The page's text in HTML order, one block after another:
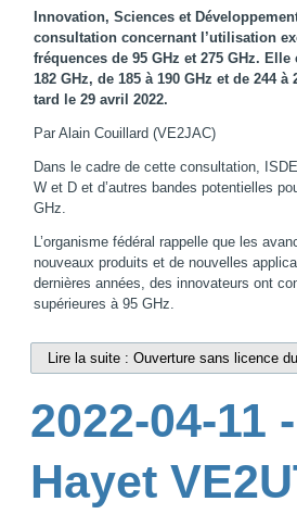
Innovation, Sciences et
consultation concernant l’utilisation
fréquences de 95 GHz et 275 GHz.
182 GHz, de 185 à 190 GHz et de 244
tard le 29 avril 2022.
Par Alain Couillard (VE2JAC)
Dans le cadre de cette consultation,
W et D et d’autres bandes potentielles
GHz.
L’organisme fédéral rappelle que les
nouveaux produits et de nouvelles
dernières années, des innovateurs ont
supérieures à 95 GHz.
Lire la suite : Ouverture sans licence
2022-04-11
Hayet